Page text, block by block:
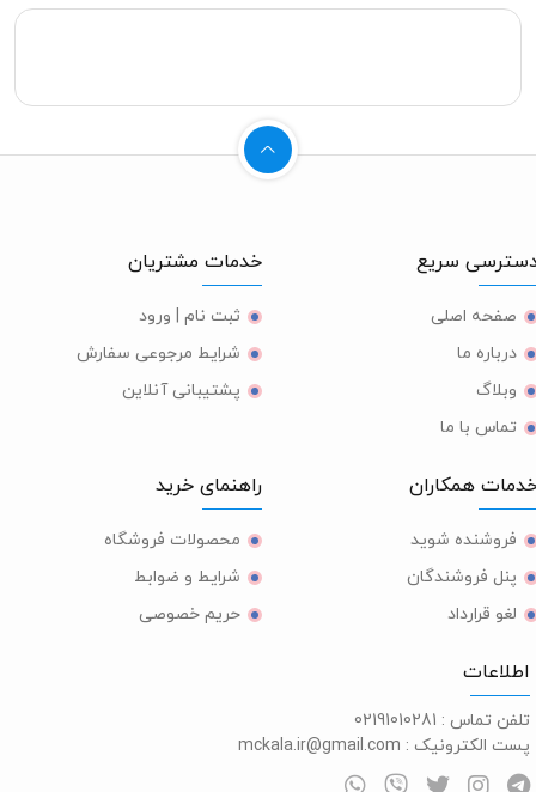
سریع
صفحه اصلی
درباره ما
وبلاگ
تماس با ما
خدمات مشتریان
ثبت نام | ورود
شرایط مرجوعی سفارش
پشتیبانی آنلاین
همکاران
فروشنده شوید
پنل فروشندگان
لغو قرارداد
راهنمای خرید
محصولات فروشگاه
شرایط و ضوابط
حریم خصوصی
تماس : 02191010281
الکترونیک : mckala.ir@gmail.com